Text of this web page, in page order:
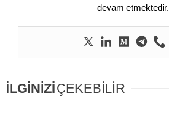
devam etmektedir.
İLGİNİZİÇEKEBİLİR